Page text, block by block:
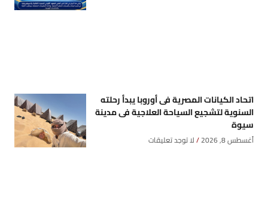
اتحاد الكيانات المصرية فى أوروبا يبدأ رحلته
السنوية لتشجيع السياحة العلاجية فى مدينة
سيوة
أغسطس 8, 2026 لا توجد تعليقات